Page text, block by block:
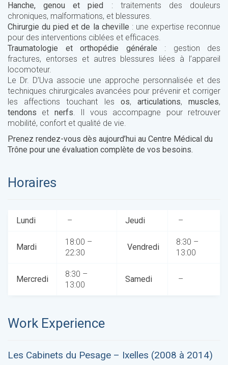
Hanche, genou et pied : traitements des douleurs
chroniques, malformations, et blessures.
Chirurgie du pied et de la cheville : une expertise reconnue
pour des interventions ciblées et efficaces.
Traumatologie et orthopédie générale : gestion des
fractures, entorses et autres blessures liées à l’appareil
locomoteur.
Le Dr. D’Uva associe une approche personnalisée et des
techniques chirurgicales avancées pour prévenir et corriger
les affections touchant les os, articulations,muscles,
tendons et nerfs. Il vous accompagne pour retrouver
mobilité, confort et qualité de vie.
Prenez rendez-vous dès aujourd’hui au Centre Médical du
Trône pour une évaluation complète de vos besoins.
Horaires
Lundi – Jeudi –
Mardi
18:00 –
22:30
Vendredi
8:30 –
13:00
Mercredi
8:30 –
13:00
Samedi –
Work Experience
Les Cabinets du Pesage – Ixelles (2008 à 2014)